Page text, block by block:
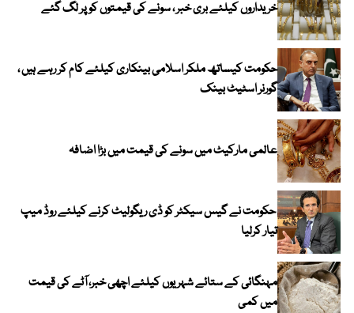
خریداروں کیلئے بری خبر ، سونے کی قیمتوں کو پر لگ گئے
حکومت کیساتھ ملکر اسلامی بینکاری کیلئے کام کر رہے ہیں ،
گورنر اسٹیٹ بینک
عالمی مارکیٹ میں سونے کی قیمت میں بڑا اضافہ
حکومت نے گیس سیکٹر کو ڈی ریگولیٹ کرنے کیلئے روڈ میپ
تیار کرلیا
مہنگائی کے ستائے شہریوں کیلئے اچھی خبر، آٹے کی قیمت
میں کمی